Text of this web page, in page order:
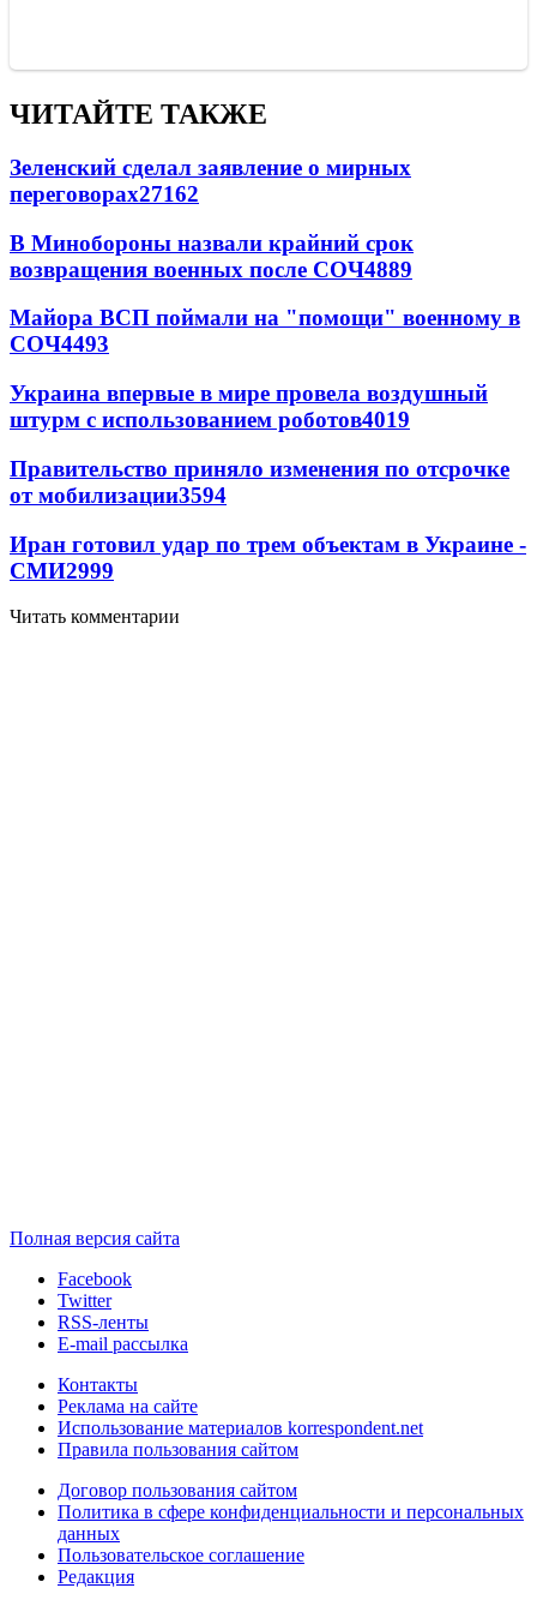
ЧИТАЙТЕ ТАКЖЕ
Зеленский сделал заявление о мирных
переговорах27162
В Минобороны назвали крайний срок
возвращения военных после СОЧ4889
Майора ВСП поймали на "помощи" военному в
СОЧ4493
Украина впервые в мире провела воздушный
штурм с использованием роботов4019
Правительство приняло изменения по отсрочке
от мобилизации3594
Иран готовил удар по трем объектам в Украине -
СМИ2999
Читать комментарии
Полная версия сайта
Facebook
Twitter
RSS-ленты
E-mail рассылка
Контакты
Реклама на сайте
Использование материалов korrespondent.net
Правила пользования сайтом
Договор пользования сайтом
Политика в сфере конфиденциальности и персональных
данных
Пользовательское соглашение
Редакция